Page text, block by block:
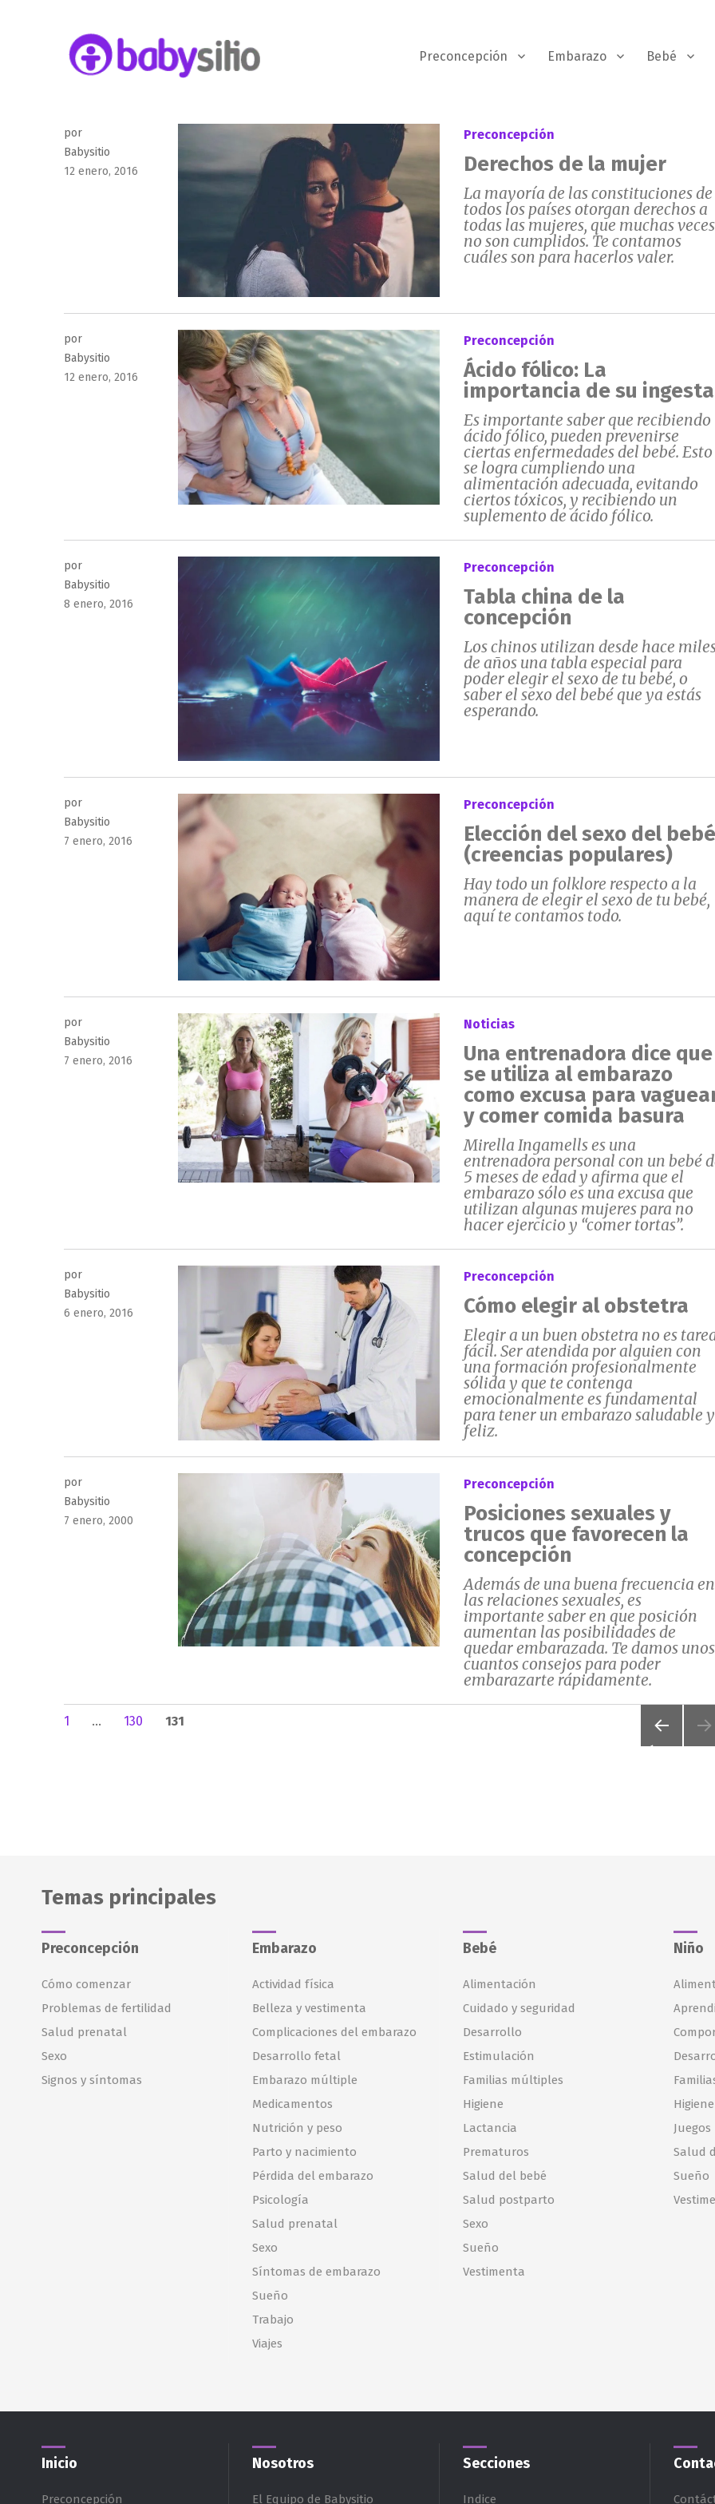
Preconcepción Embarazo Bebé
por
Babysitio
Publicado
12 enero, 2016
Preconcepción
Derechos de la mujer
La mayoría de las constituciones de
todos los países otorgan derechos a
todas las mujeres, que muchas veces
no son cumplidos. Te contamos
cuáles son para hacerlos valer.
por
Babysitio
Publicado
12 enero, 2016
Preconcepción
Ácido fólico: La
importancia de su ingesta
Es importante saber que recibiendo
ácido fólico, pueden prevenirse
ciertas enfermedades del bebé. Esto
se logra cumpliendo una
alimentación adecuada, evitando
ciertos tóxicos, y recibiendo un
suplemento de ácido fólico.
por
Babysitio
Publicado
8 enero, 2016
Preconcepción
Tabla china de la
concepción
Los chinos utilizan desde hace
de años una tabla especial para
poder elegir el sexo de tu bebé, o
saber el sexo del bebé que ya estás
esperando.
por
Babysitio
Publicado
7 enero, 2016
Preconcepción
Elección del sexo del bebé
(creencias populares)
Hay todo un folklore respecto a la
manera de elegir el sexo de tu bebé,
aquí te contamos todo.
por
Babysitio
Publicado
7 enero, 2016
Noticias
Una entrenadora dice que
se utiliza al embarazo
como excusa para
y comer comida basura
Mirella Ingamells es una
entrenadora personal con un bebé
5 meses de edad y afirma que el
embarazo sólo es una excusa que
utilizan algunas mujeres para no
hacer ejercicio y “comer tortas”.
por
Babysitio
Publicado
6 enero, 2016
Preconcepción
Cómo elegir al obstetra
Elegir a un buen obstetra no es
fácil. Ser atendida por alguien con
una formación profesionalmente
sólida y que te contenga
emocionalmente es fundamental
para tener un embarazo saludable y
feliz.
por
Babysitio
Publicado
7 enero, 2000
Preconcepción
Posiciones sexuales y
trucos que favorecen la
concepción
Además de una buena frecuencia en
las relaciones sexuales, es
importante saber en que posición
aumentan las posibilidades de
quedar embarazada. Te damos unos
cuantos consejos para poder
embarazarte rápidamente.
Paginación
PÁGINA
1 … PÁGINA
130 PÁGINA
131
Temas principales
Preconcepción
Cómo comenzar
Problemas de fertilidad
Salud prenatal
Sexo
Signos y síntomas
Embarazo
Actividad física
Belleza y vestimenta
Complicaciones del embarazo
Desarrollo fetal
Embarazo múltiple
Medicamentos
Nutrición y peso
Parto y nacimiento
Pérdida del embarazo
Psicología
Salud prenatal
Sexo
Síntomas de embarazo
Sueño
Trabajo
Viajes
Bebé
Alimentación
Cuidado y seguridad
Desarrollo
Estimulación
Familias múltiples
Higiene
Lactancia
Prematuros
Salud del bebé
Salud postparto
Sexo
Sueño
Vestimenta
Niño
Higiene
Juegos
Salud
Sueño
Inicio
Preconcepción
Nosotros
El Equipo de Babysitio
Secciones
Indice